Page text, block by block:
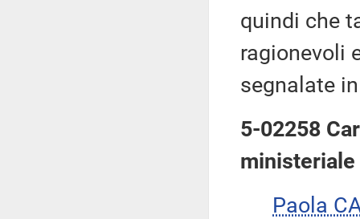
quindi che
ragionevoli
segnalate
5-02258
Paola